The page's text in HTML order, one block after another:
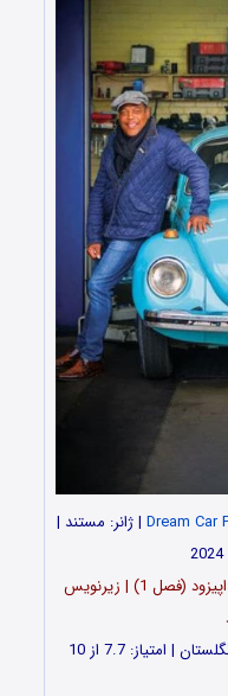
Dream Car | ژانر: مستند |
زبان: دوبله فارسی | تعداد قسمت‌‌‌‌ها: 8 اپیزود (فصل 1) | زیرنویس